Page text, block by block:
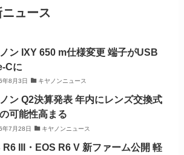
ュース
ン IXY 650 m仕様変更 端子がUSB
Cに
年8月3日 キヤノンニュース
ン Q2決算発表 年内にレンズ交換式
可能性高まる
年7月28日 キヤノンニュース
R6 III・EOS R6 V 新ファーム公開 軽